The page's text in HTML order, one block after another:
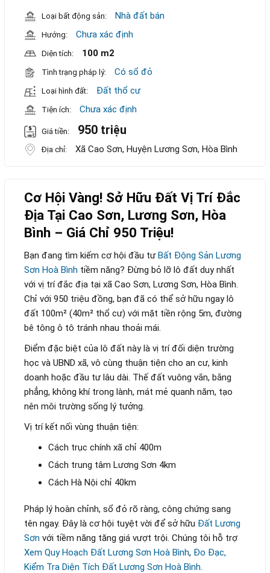
Loại bất động sản: Nhà đất bán
Hướng: Chưa xác định
Diện tích: 100 m2
Tình trạng pháp lý: Có sổ đỏ
Loại hình đất: Đất thổ cư
Tiện ích: Chưa xác định
Giá tiền: 950 triệu
Địa chỉ: Xã Cao Sơn, Huyện Lương Sơn, Hòa Bình
Cơ Hội Vàng! Sở Hữu Đất Vị Trí Đắc
Địa Tại Cao Sơn, Lương Sơn, Hòa
Bình – Giá Chỉ 950 Triệu!
Bạn đang tìm kiếm cơ hội đầu tư Bất Động Sản Lương
Sơn Hoà Bình tiềm năng? Đừng bỏ lỡ lô đất duy nhất
với vị trí đắc địa tại xã Cao Sơn, Lương Sơn, Hòa Bình.
Chỉ với 950 triệu đồng, bạn đã có thể sở hữu ngay lô
đất 100m² (40m² thổ cư) với mặt tiền rộng 5m, đường
bê tông ô tô tránh nhau thoải mái.
Điểm đặc biệt của lô đất này là vị trí đối diện trường
học và UBND xã, vô cùng thuận tiện cho an cư, kinh
doanh hoặc đầu tư lâu dài. Thế đất vuông vắn, bằng
phẳng, không khí trong lành, mát mẻ quanh năm, tạo
nên môi trường sống lý tưởng.
Vị trí kết nối vùng thuận tiện:
Cách trục chính xã chỉ 400m
Cách trung tâm Lương Sơn 4km
Cách Hà Nội chỉ 40km
Pháp lý hoàn chỉnh, sổ đỏ rõ ràng, công chứng sang
tên ngay. Đây là cơ hội tuyệt vời để sở hữu Đất Lương
Sơn với tiềm năng tăng giá vượt trội. Chúng tôi hỗ trợ
Xem Quy Hoạch Đất Lương Sơn Hoà Bình, Đo Đạc,
Kiểm Tra Diện Tích Đất Lương Sơn Hoà Bình